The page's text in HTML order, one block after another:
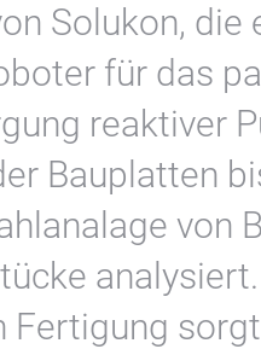
Solukon,
für das
reaktiver
Bauplatten
von
Fertigung